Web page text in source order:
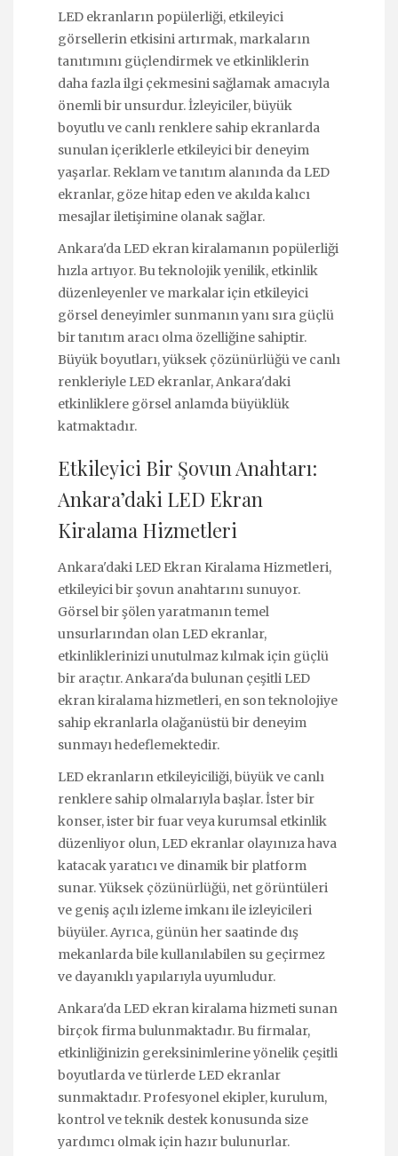
LED ekranların popülerliği, etkileyici
görsellerin etkisini artırmak, markaların
tanıtımını güçlendirmek ve etkinliklerin
daha fazla ilgi çekmesini sağlamak amacıyla
önemli bir unsurdur. İzleyiciler, büyük
boyutlu ve canlı renklere sahip ekranlarda
sunulan içeriklerle etkileyici bir deneyim
yaşarlar. Reklam ve tanıtım alanında da LED
ekranlar, göze hitap eden ve akılda kalıcı
mesajlar iletişimine olanak sağlar.
Ankara'da LED ekran kiralamanın popülerliği
hızla artıyor. Bu teknolojik yenilik, etkinlik
düzenleyenler ve markalar için etkileyici
görsel deneyimler sunmanın yanı sıra güçlü
bir tanıtım aracı olma özelliğine sahiptir.
Büyük boyutları, yüksek çözünürlüğü ve canlı
renkleriyle LED ekranlar, Ankara'daki
etkinliklere görsel anlamda büyüklük
katmaktadır.
Etkileyici Bir Şovun Anahtarı:
Ankara’daki LED Ekran
Kiralama Hizmetleri
Ankara'daki LED Ekran Kiralama Hizmetleri,
etkileyici bir şovun anahtarını sunuyor.
Görsel bir şölen yaratmanın temel
unsurlarından olan LED ekranlar,
etkinliklerinizi unutulmaz kılmak için güçlü
bir araçtır. Ankara'da bulunan çeşitli LED
ekran kiralama hizmetleri, en son teknolojiye
sahip ekranlarla olağanüstü bir deneyim
sunmayı hedeflemektedir.
LED ekranların etkileyiciliği, büyük ve canlı
renklere sahip olmalarıyla başlar. İster bir
konser, ister bir fuar veya kurumsal etkinlik
düzenliyor olun, LED ekranlar olayınıza hava
katacak yaratıcı ve dinamik bir platform
sunar. Yüksek çözünürlüğü, net görüntüleri
ve geniş açılı izleme imkanı ile izleyicileri
büyüler. Ayrıca, günün her saatinde dış
mekanlarda bile kullanılabilen su geçirmez
ve dayanıklı yapılarıyla uyumludur.
Ankara'da LED ekran kiralama hizmeti sunan
birçok firma bulunmaktadır. Bu firmalar,
etkinliğinizin gereksinimlerine yönelik çeşitli
boyutlarda ve türlerde LED ekranlar
sunmaktadır. Profesyonel ekipler, kurulum,
kontrol ve teknik destek konusunda size
yardımcı olmak için hazır bulunurlar.